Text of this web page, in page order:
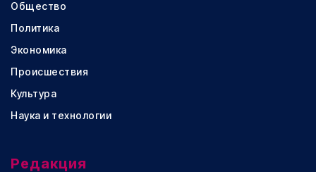
Общество
Политика
Экономика
Происшествия
Культура
Наука и технологии
Редакция